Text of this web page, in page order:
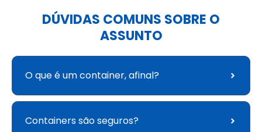
DÚVIDAS COMUNS SOBRE O
ASSUNTO
O que é um container, afinal?
Containers são seguros?